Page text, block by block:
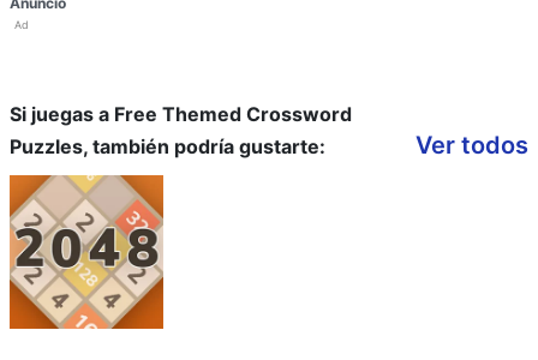
Ad
Si juegas a Free Themed Crossword
Puzzles, también podría gustarte:
Ver todos